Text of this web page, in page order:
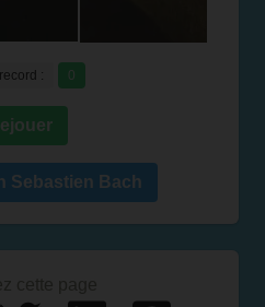
: 0
Sebastien Bach